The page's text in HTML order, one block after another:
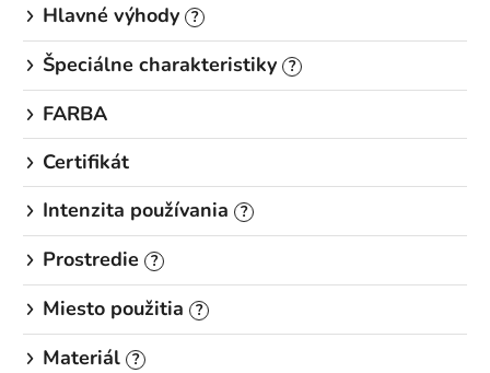
Hlavné výhody ?
Špeciálne charakteristiky ?
FARBA
Certifikát
Intenzita používania
?
Prostredie ?
Miesto použitia ?
Materiál ?